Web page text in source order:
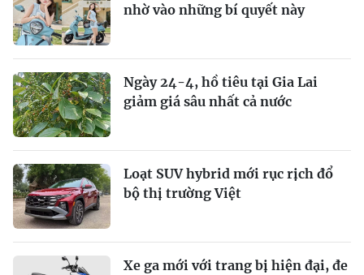
nhờ vào những bí quyết này
Ngày 24-4, hồ tiêu tại Gia Lai
giảm giá sâu nhất cả nước
Loạt SUV hybrid mới rục rịch đổ
bộ thị trường Việt
Xe ga mới với trang bị hiện đại, đe